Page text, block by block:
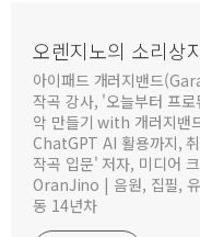
오렌지노의 소리상
아이패드 개러지밴드
작곡 강사, '오늘부터 프
악 만들기 with 개러지밴
ChatGPT AI 활용까지,
작곡 입문' 저자, 미디어
OranJino | 음원, 집필,
동 14년차